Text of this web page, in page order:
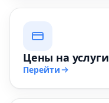
Цены на услуги
Перейти